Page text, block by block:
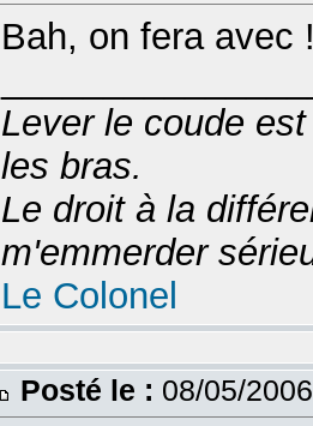
Bah, on fera
Lever le coude
les bras.
Le droit à la
m'emmerder
Le Colonel
Posté le : 08/05/